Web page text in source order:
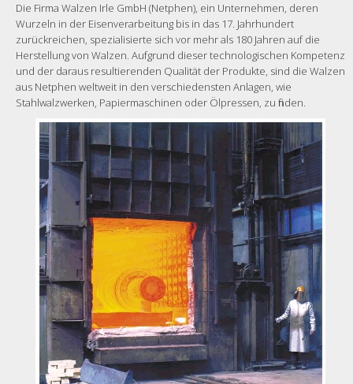
Die Firma Walzen Irle GmbH (Netphen), ein Unternehmen, deren
Wurzeln in der Eisenverarbeitung bis in das 17. Jahrhundert
zurückreichen, spezialisierte sich vor mehr als 180 Jahren auf die
Herstellung von Walzen. Aufgrund dieser technologischen Kompetenz
und der daraus resultierenden Qualität der Produkte, sind die Walzen
aus Netphen weltweit in den verschiedensten Anlagen, wie
Stahlwalzwerken, Papiermaschinen oder Ölpressen, zu finden.